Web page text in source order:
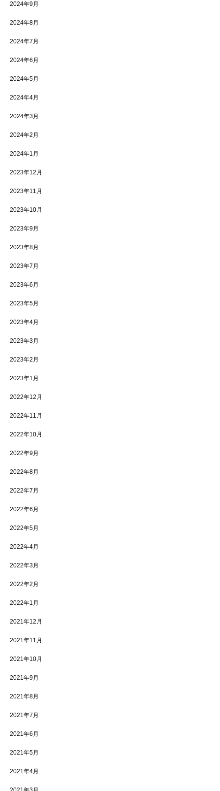
2024年9月
2024年8月
2024年7月
2024年6月
2024年5月
2024年4月
2024年3月
2024年2月
2024年1月
2023年12月
2023年11月
2023年10月
2023年9月
2023年8月
2023年7月
2023年6月
2023年5月
2023年4月
2023年3月
2023年2月
2023年1月
2022年12月
2022年11月
2022年10月
2022年9月
2022年8月
2022年7月
2022年6月
2022年5月
2022年4月
2022年3月
2022年2月
2022年1月
2021年12月
2021年11月
2021年10月
2021年9月
2021年8月
2021年7月
2021年6月
2021年5月
2021年4月